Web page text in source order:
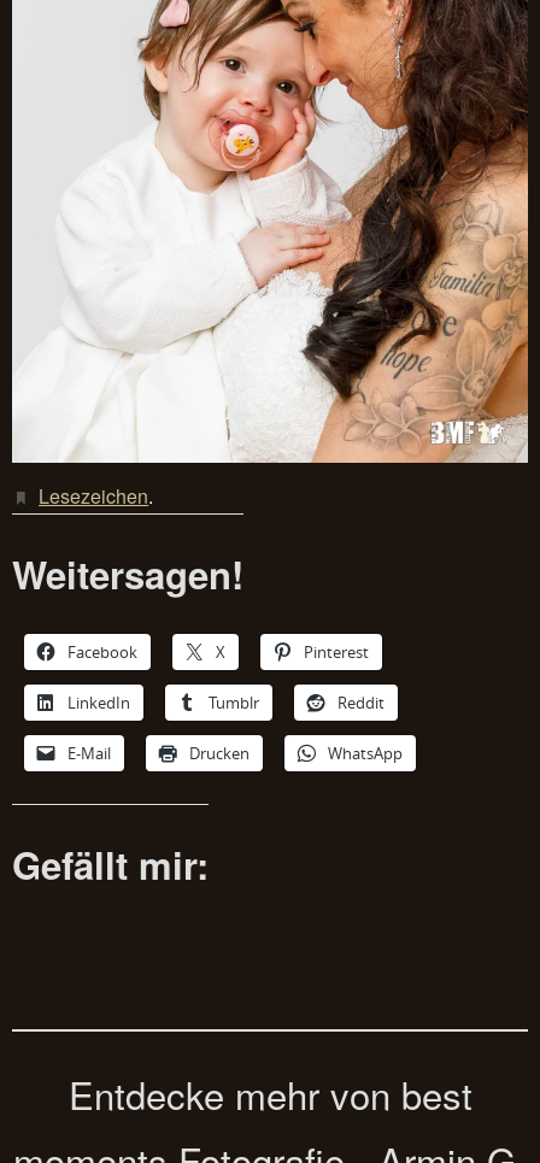
Lesezeichen.
Weitersagen!
Facebook X Pinterest
LinkedIn Tumblr Reddit
E-Mail Drucken WhatsApp
Gefällt mir:
Entdecke mehr von best